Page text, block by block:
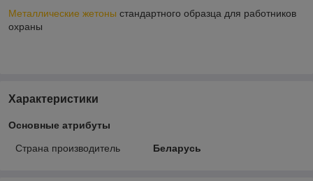
Металлические жетоны стандартного образца для работников
охраны
Характеристики
Основные атрибуты
Страна производитель Беларусь